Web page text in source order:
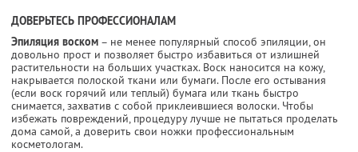
ДОВЕРЬТЕСЬ ПРОФЕССИОНАЛАМ
Эпиляция воском – не менее популярный способ эпиляции, он
довольно прост и позволяет быстро избавиться от излишней
растительности на больших участках. Воск наносится на кожу,
накрывается полоской ткани или бумаги. После его остывания
(если воск горячий или теплый) бумага или ткань быстро
снимается, захватив с собой приклеившиеся волоски. Чтобы
избежать повреждений, процедуру лучше не пытаться проделать
дома самой, а доверить свои ножки профессиональным
косметологам.